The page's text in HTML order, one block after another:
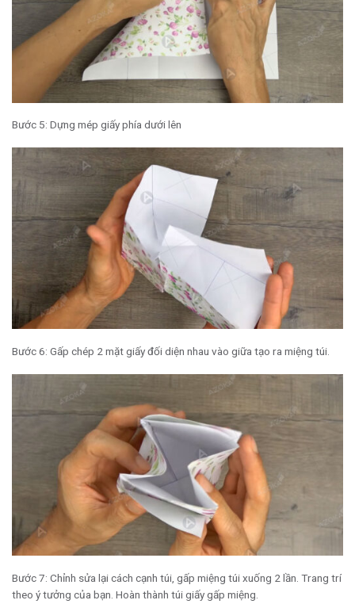
Bước 5: Dựng mép giấy phía dưới lên
Bước 6: Gấp chép 2 mặt giấy đối diện nhau vào giữa tạo ra miệng túi.
Bước 7: Chỉnh sửa lại cách cạnh túi, gấp miệng túi xuống 2 lần. Trang trí
theo ý tưởng của bạn. Hoàn thành túi giấy gấp miệng.